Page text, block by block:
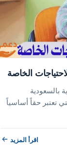
بالسعودية
تعتبر حقاً أساسياً
اقرأ المزيد